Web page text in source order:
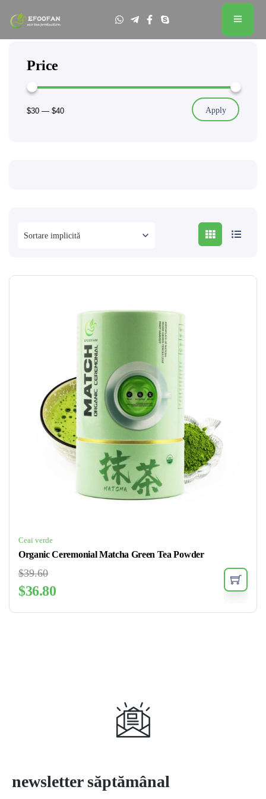
Ceai verde
Organic Ceremonial Matcha Green Tea Powder
$39.60
$36.80
Price
Apply
$30 — $40
newsletter săptămânal